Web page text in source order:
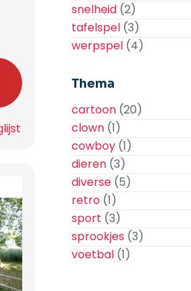
snelheid (2)
tafelspel (3)
werpspel (4)
Thema
cartoon (20)
clown (1)
cowboy (1)
dieren (3)
diverse (5)
retro (1)
sport (3)
sprookjes (3)
voetbal (1)